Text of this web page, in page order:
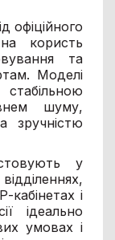
офіційного
користь
та
Моделі
шуму,
зручністю
у
і
ідеально
умовах і